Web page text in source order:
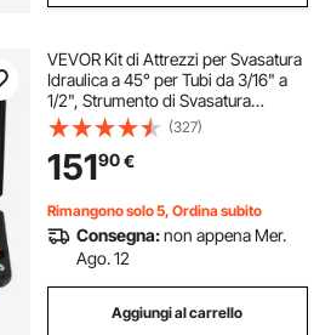
VEVOR Kit di Attrezzi per Svasatura
Idraulica a 45° per Tubi da 3/16" a
1/2", Strumento di Svasatura
Idraulico con 4 Cono Svasato,
Doppio Strumento di Svasatura
Materiale Adatto per Espandere
Tubi
(327)
15190€
Rimangono solo 5, Ordina subito
Consegna:non appena Mer.
Ago. 12
Aggiungi al carrello